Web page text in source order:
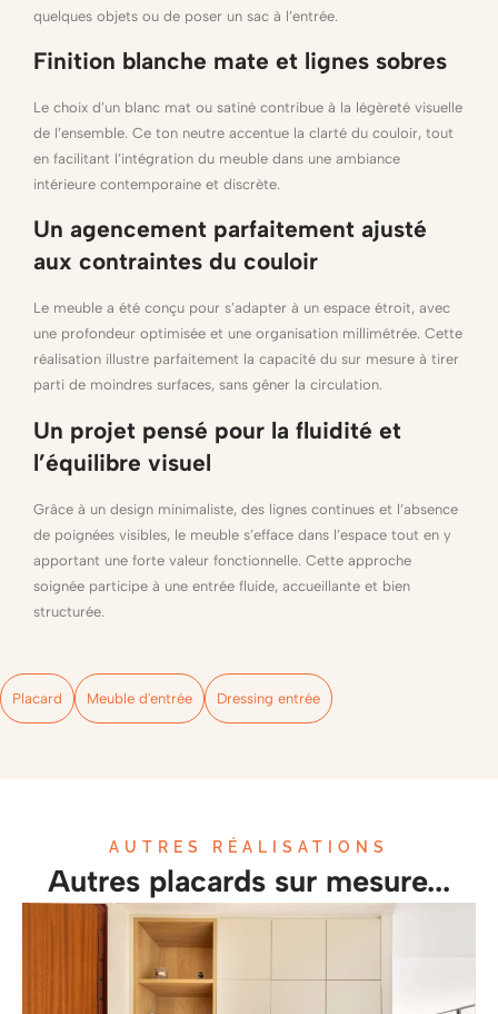
quelques objets ou de poser un sac à l’entrée.
Finition blanche mate et lignes sobres
Le choix d’un blanc mat ou satiné contribue à la légèreté visuelle
de l’ensemble. Ce ton neutre accentue la clarté du couloir, tout
en facilitant l’intégration du meuble dans une ambiance
intérieure contemporaine et discrète.
Un agencement parfaitement ajusté
aux contraintes du couloir
Le meuble a été conçu pour s’adapter à un espace étroit, avec
une profondeur optimisée et une organisation millimétrée. Cette
réalisation illustre parfaitement la capacité du sur mesure à tirer
parti de moindres surfaces, sans gêner la circulation.
Un projet pensé pour la fluidité et
l’équilibre visuel
Grâce à un design minimaliste, des lignes continues et l’absence
de poignées visibles, le meuble s’efface dans l’espace tout en y
apportant une forte valeur fonctionnelle. Cette approche
soignée participe à une entrée fluide, accueillante et bien
structurée.
Placard Meuble d'entrée Dressing entrée
AUTRES RÉALISATIONS
Autres placards sur mesure...